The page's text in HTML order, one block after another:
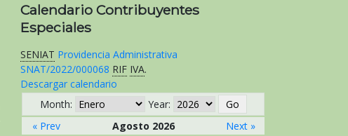
Calendario Contribuyentes
Especiales
SENIAT Providencia Administrativa
SNAT/2022/000068 RIF IVA.
Descargar calendario
Month:
Year:
« Prev
Agosto 2026 Next »